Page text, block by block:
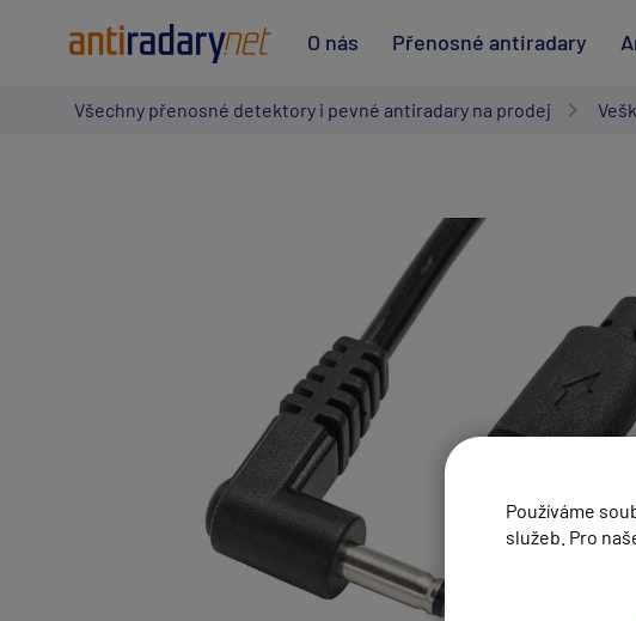
Používáme
služeb. Pro
O nás Přenosné antiradary
Všechny přenosné detektory i pevné antiradary na prodej